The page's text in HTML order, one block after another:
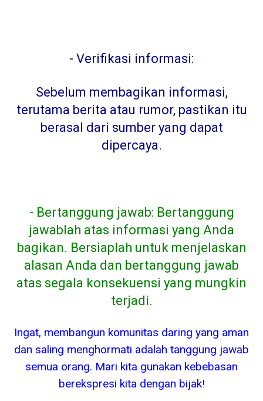
- Verifikasi informasi:
Sebelum membagikan informasi,
terutama berita atau rumor, pastikan itu
berasal dari sumber yang dapat
dipercaya.
- Bertanggung jawab: Bertanggung
jawablah atas informasi yang Anda
bagikan. Bersiaplah untuk menjelaskan
alasan Anda dan bertanggung jawab
atas segala konsekuensi yang mungkin
terjadi.
Ingat, membangun komunitas daring yang aman
dan saling menghormati adalah tanggung jawab
semua orang. Mari kita gunakan kebebasan
berekspresi kita dengan bijak!